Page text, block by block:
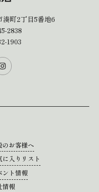
湊町2丁目5番地6
2838
1903
のお客様へ
に入りリスト
ント情報
情報